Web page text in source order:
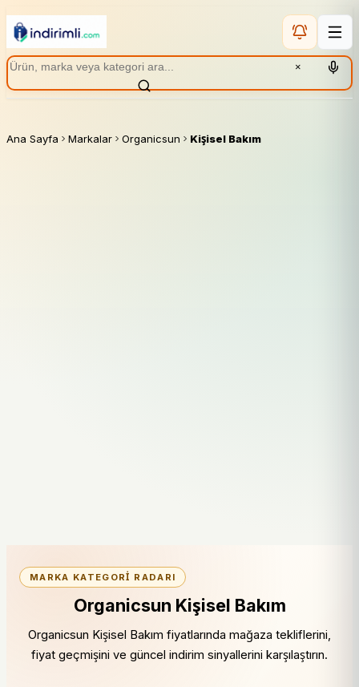
×
Ana Sayfa Markalar Organicsun Kişisel Bakım
MARKA KATEGORI RADARI
Organicsun Kişisel Bakım
Organicsun Kişisel Bakım fiyatlarında mağaza tekliflerini,
fiyat geçmişini ve güncel indirim sinyallerini karşılaştırın.